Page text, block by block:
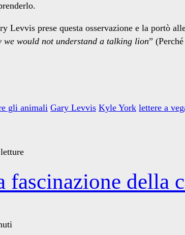
Levvis prese questa osservazione e la portò
we would not understand a talking lion”
gli animali Gary Levvis Kyle York lettere a
fascinazione della